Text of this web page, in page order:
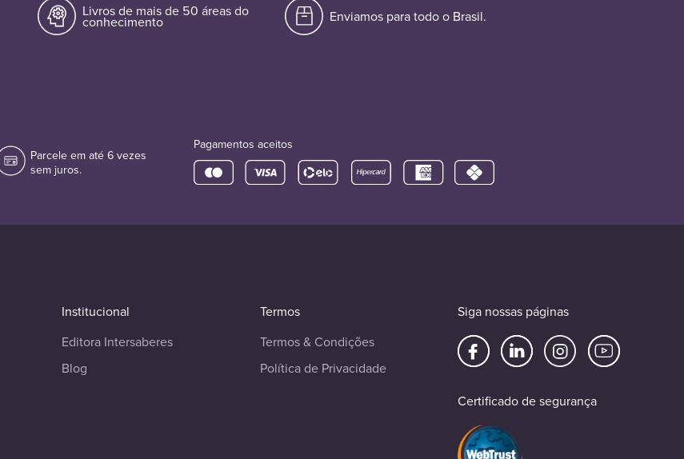
Livros de mais de 50 áreas do
conhecimento Enviamos para todo o Brasil.
Parcele em até 6 vezes
sem juros.
Pagamentos aceitos
Institucional
Editora Intersaberes
Blog
Termos
Termos & Condições
Política de Privacidade
Siga nossas páginas
Certificado de segurança